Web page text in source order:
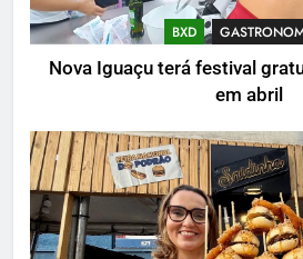
BXD
Nova Iguaçu terá festival
em abril